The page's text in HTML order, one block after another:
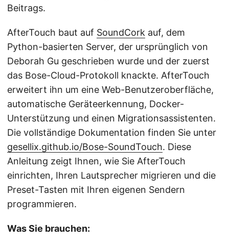
Beitrags.
AfterTouch baut auf SoundCork auf, dem
Python-basierten Server, der ursprünglich von
Deborah Gu geschrieben wurde und der zuerst
das Bose-Cloud-Protokoll knackte. AfterTouch
erweitert ihn um eine Web-Benutzeroberfläche,
automatische Geräteerkennung, Docker-
Unterstützung und einen Migrationsassistenten.
Die vollständige Dokumentation finden Sie unter
gesellix.github.io/Bose-SoundTouch. Diese
Anleitung zeigt Ihnen, wie Sie AfterTouch
einrichten, Ihren Lautsprecher migrieren und die
Preset-Tasten mit Ihren eigenen Sendern
programmieren.
Was Sie brauchen: